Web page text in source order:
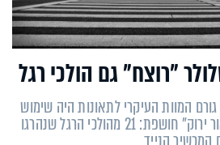
"רוצח" גם הולכי רגל
המוות העיקרי לתאונות היה שימוש
הנהגים בסלולר, עמותת "אור ירוק" חושפת: 21 מהולכי הרגל שנהרגו